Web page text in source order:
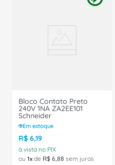
Bloco Contato Preto
240V 1NA ZA2EE101
Schneider
Em estoque
R$ 6,19
à vista no PIX
ou 1 de R$ 6,88 sem juros